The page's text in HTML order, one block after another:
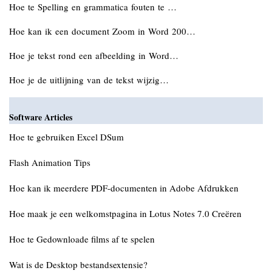
Hoe te Spelling en grammatica fouten te …
Hoe kan ik een document Zoom in Word 200…
Hoe je tekst rond een afbeelding in Word…
Hoe je de uitlijning van de tekst wijzig…
Software Articles
Hoe te gebruiken Excel DSum
Flash Animation Tips
Hoe kan ik meerdere PDF-documenten in Adobe Afdrukken
Hoe maak je een welkomstpagina in Lotus Notes 7.0 Creëren
Hoe te Gedownloade films af te spelen
Wat is de Desktop bestandsextensie?